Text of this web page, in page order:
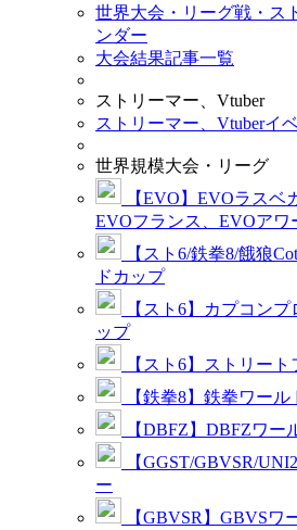
世界大会・リーグ戦・ス
ンダー
大会結果記事一覧
ストリーマー、Vtuber
ストリーマー、Vtuberイ
世界規模大会・リーグ
【EVO】EVOラスベ
EVOフランス、EVOアワ
【スト6/鉄拳8/餓狼
ドカップ
【スト6】カプコン
ップ
【スト6】ストリー
【鉄拳8】鉄拳ワール
【DBFZ】DBFZワー
【GGST/GBVSR/
ー
【GBVSR】GBVSワ